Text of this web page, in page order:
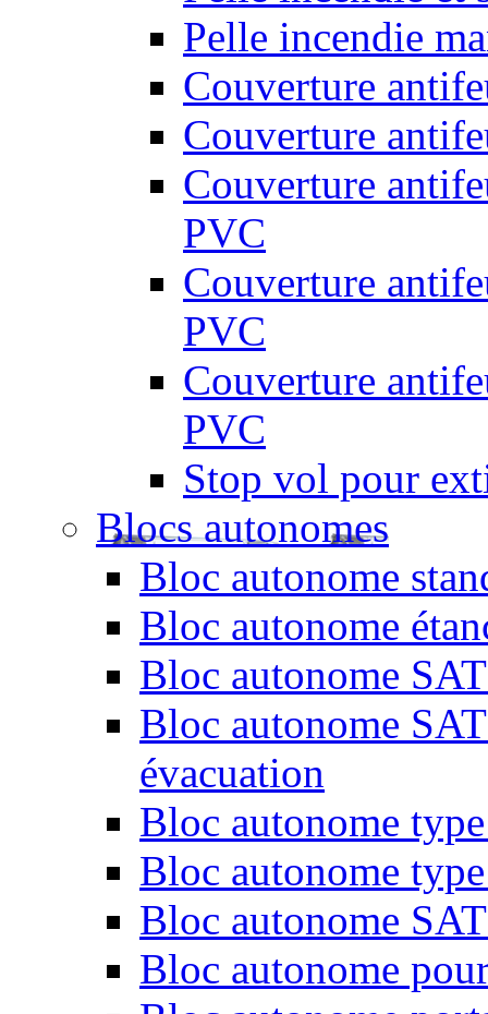
Pelle incendie
Couverture
Couverture
Couverture
PVC
Couverture
PVC
Couverture
PVC
Stop vol pour
Blocs autonomes
Bloc autonome
Bloc autonome
Bloc autonome
Bloc autonome
évacuation
Bloc autonome
Bloc autonome
Bloc autonome
Bloc autonome